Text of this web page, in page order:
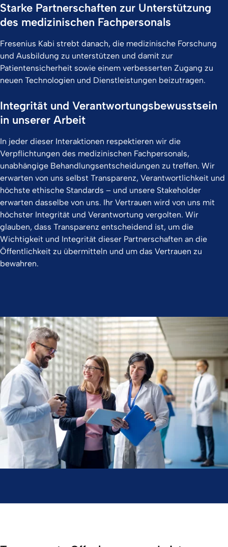
Starke Partnerschaften zur Unterstützung
des medizinischen Fachpersonals
Fresenius Kabi strebt danach, die medizinische Forschung
und Ausbildung zu unterstützen und damit zur
Patientensicherheit sowie einem verbesserten Zugang zu
neuen Technologien und Dienstleistungen beizutragen.
Integrität und Verantwortungsbewusstsein
in unserer Arbeit
In jeder dieser Interaktionen respektieren wir die
Verpflichtungen des medizinischen Fachpersonals,
unabhängige Behandlungsentscheidungen zu treffen. Wir
erwarten von uns selbst Transparenz, Verantwortlichkeit und
höchste ethische Standards – und unsere Stakeholder
erwarten dasselbe von uns. Ihr Vertrauen wird von uns mit
höchster Integrität und Verantwortung vergolten. Wir
glauben, dass Transparenz entscheidend ist, um die
Wichtigkeit und Integrität dieser Partnerschaften an die
Öffentlichkeit zu übermitteln und um das Vertrauen zu
bewahren.